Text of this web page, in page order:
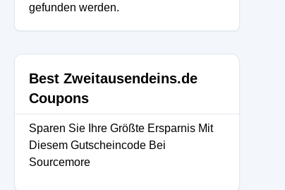
gefunden werden.
Best Zweitausendeins.de
Coupons
Sparen Sie Ihre Größte Ersparnis Mit
Diesem Gutscheincode Bei
Sourcemore